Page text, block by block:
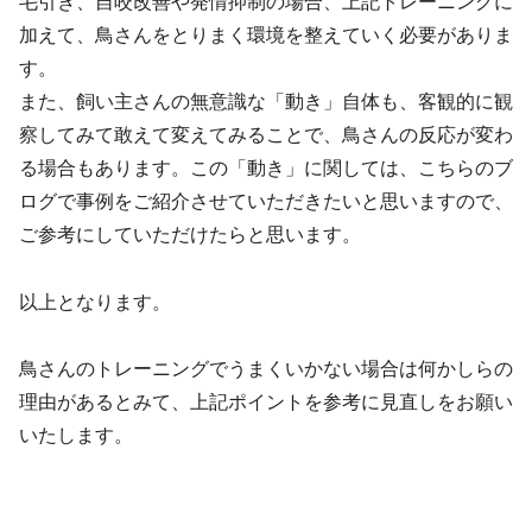
加えて、鳥さんをとりまく環境を整えていく必要がありま
す。
また、飼い主さんの無意識な「動き」自体も、客観的に観
察してみて敢えて変えてみることで、鳥さんの反応が変わ
る場合もあります。この「動き」に関しては、こちらのブ
ログで事例をご紹介させていただきたいと思いますので、
ご参考にしていただけたらと思います。
以上となります。
鳥さんのトレーニングでうまくいかない場合は何かしらの
理由があるとみて、上記ポイントを参考に見直しをお願い
いたします。